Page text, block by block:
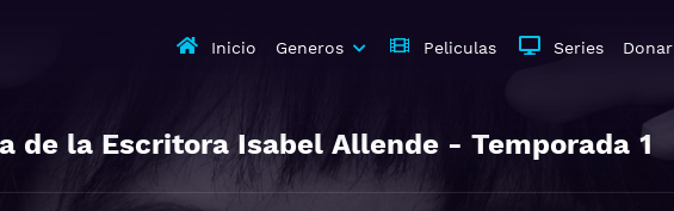
Inicio Generos Peliculas Series Donar
de la Escritora Isabel Allende - Temporada 1